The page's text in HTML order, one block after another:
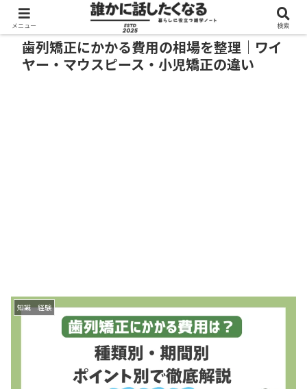
歯列矯正にかかる費用の相場を整理｜ワイ
ヤー・マウスピース・小児矯正の違い
知識 経験
メニュー 検索